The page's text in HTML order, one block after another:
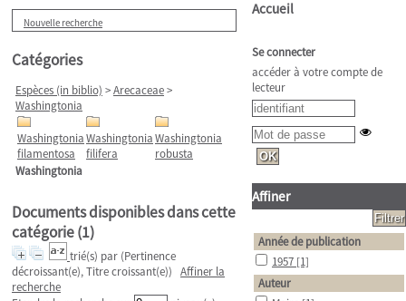
Nouvelle recherche
Catégories
Espèces (in biblio) >Arecaceae>
Washingtonia
Washingtonia
filamentosa
Washingtonia
filifera
Washingtonia
robusta
Washingtonia
Documents disponibles dans cette
catégorie (1)
trié(s) par (Pertinence
décroissant(e), Titre croissant(e)) Affiner la
recherche
Accueil
Se connecter
accéder à votre compte de
lecteur
Affiner
Année de publication
1957 [1]
Auteur